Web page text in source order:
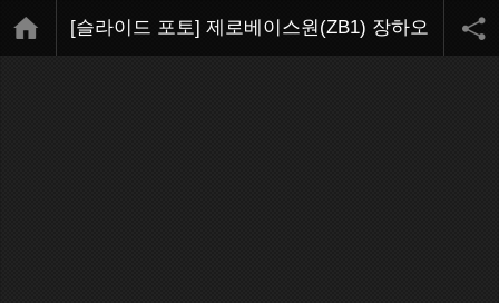
[슬라이드 포토] 제로베이스원(ZB1) 장하오